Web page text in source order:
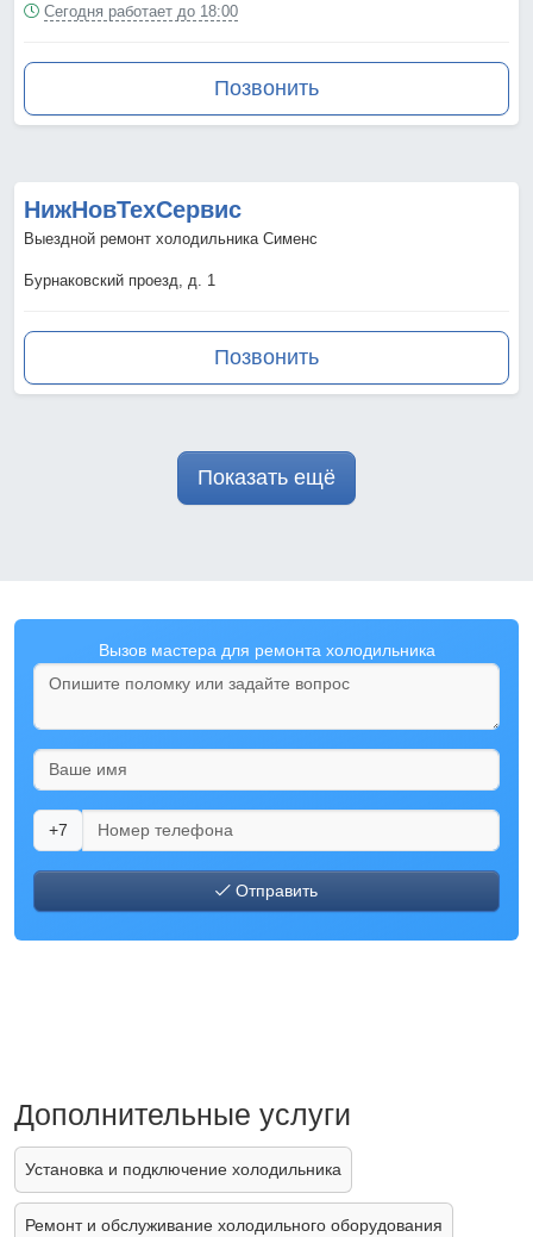
Сегодня работает до 18:00
Позвонить
НижНовТехСервис
Выездной ремонт холодильника Сименс
Бурнаковский проезд, д. 1
Позвонить
Показать ещё
Вызов мастера для ремонта холодильника
+7
Отправить
Дополнительные услуги
Установка и подключение холодильника
Ремонт и обслуживание холодильного оборудования